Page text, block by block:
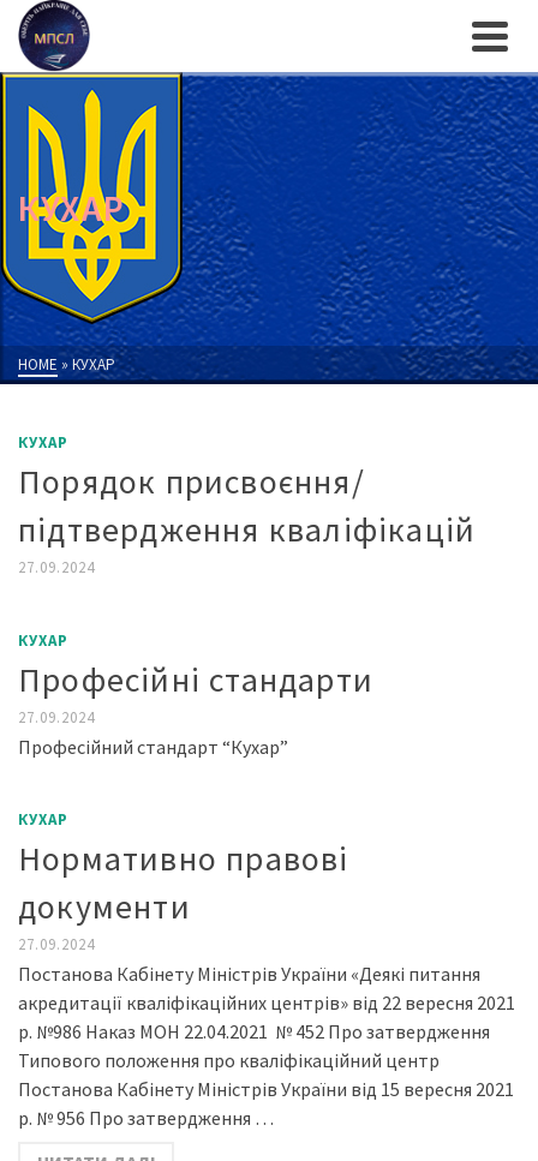
КУХАР
HOME » КУХАР
КУХАР
Порядок присвоєння/
підтвердження кваліфікацій
27.09.2024
КУХАР
Професійні стандарти
27.09.2024
Професійний стандарт “Кухар”
КУХАР
Нормативно правові
документи
27.09.2024
Постанова Кабінету Міністрів України «Деякі питання
акредитації кваліфікаційних центрів» від 22 вересня 2021
р. №986 Наказ МОН 22.04.2021 № 452 Про затвердження
Типового положення про кваліфікаційний центр
Постанова Кабінету Міністрів України від 15 вересня 2021
р. № 956 Про затвердження …